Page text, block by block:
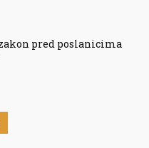
pred poslanicima